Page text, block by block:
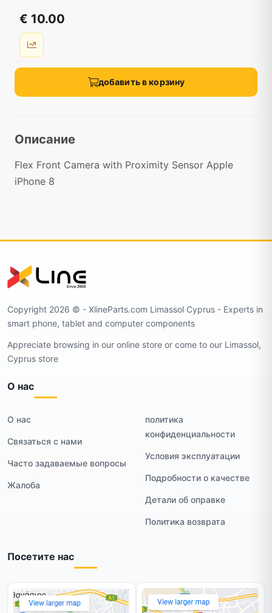
€ 10.00
добавить в корзину
Описание
Flex Front Camera with Proximity Sensor Apple
iPhone 8
Copyright 2026 ©️ - XlineParts.com Limassol Cyprus - Experts in
smart phone, tablet and computer components
Appreciate browsing in our online store or come to our Limassol,
Cyprus store
О нас
О нас
Связаться с нами
Часто задаваемые вопросы
Жалоба
политика
конфиденциальности
Условия эксплуатации
Подробности о качестве
Детали об оправке
Политика возврата
Посетите нас